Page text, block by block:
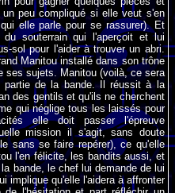
peu compliqué si elle veut s'en
elle parle pour se rassurer). Et
souterrain qui l'aperçoit et lui
sol pour l'aider à trouver un abri.
Manitou installé dans son trône
ses sujets. Manitou (voilà, ce sera
partie de la bande. Il réussit à la
des gentils et qu'ils ne cherchent
qui néglige tous les laissés pour
elle doit passer l'épreuve
mission il s'agit, sans doute
sans se faire repérer), ce qu'elle
l'en félicite, les bandits aussi, et
bande, le chef lui demande de lui
implique qu'elle l'aidera à affronter